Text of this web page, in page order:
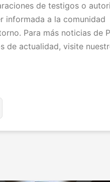
de testigos o
informada a la comunidad
Para más noticias de
de actualidad, visite